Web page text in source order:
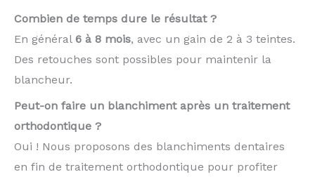
Combien de temps dure le résultat ?
En général 6 à 8 mois, avec un gain de 2 à 3 teintes.
Des retouches sont possibles pour maintenir la
blancheur.
Peut-on faire un blanchiment après un traitement
orthodontique ?
Oui ! Nous proposons des blanchiments dentaires
en fin de traitement orthodontique pour profiter